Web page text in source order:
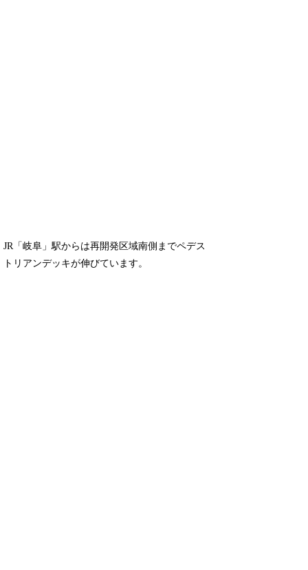
JR「岐阜」駅からは再開発区域南側までペデス
トリアンデッキが伸びています。